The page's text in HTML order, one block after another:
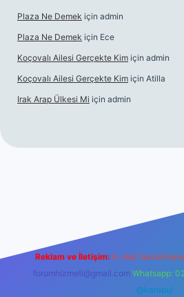
Plaza Ne Demek için admin
Plaza Ne Demek için Ece
Koçovalı Ailesi Gerçekte Kim için admin
Koçovalı Ailesi Gerçekte Kim için Atilla
Irak Arap Ülkesi Mi için admin
Reklam ve İletişim: E-mail:
forumhizmeti@gmail.com Whatsapp:
@karabul